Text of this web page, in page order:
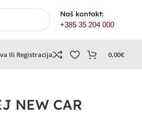
Naš kontakt:
+385 35 204 000
Ili Registracija 0,00€
NEW CAR